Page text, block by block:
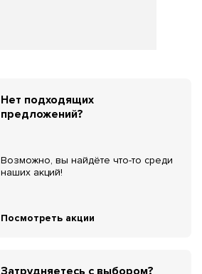
Нет подходящих
предложений?
Возможно, вы найдёте что-то среди
наших акций!
Посмотреть акции
Затрудняетесь с выбором?